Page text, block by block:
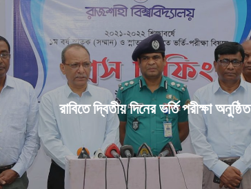
রাবিতে দ্বিতীয় দিনের ভর্তি পরীক্ষা অনুষ্ঠিত